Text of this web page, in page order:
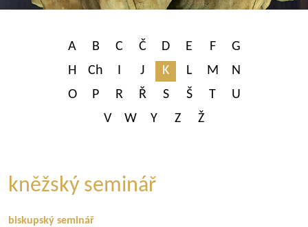
A B C Č D E F
G
H
Ch I J K L M
N
O
P R Ř S Š T
U
V
W Y Z Ž
kněžský seminář
biskupský seminář